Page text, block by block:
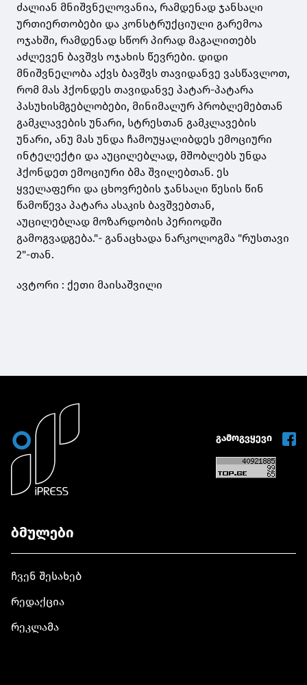
ძალიან მნიშვნელოვანია, რამდენად ჯანსაღი
ურთიერთობები და კონსტრუქციული გარემოა
ოჯახში, რამდენად სწორ პირად მაგალითებს
აძლევენ ბავშვს ოჯახის წევრები. დიდი
მნიშვნელობა აქვს ბავშვს თავიდანვე ვასწავლოთ,
რომ მას ჰქონდეს თავიდანვე პატარ-პატარა
პასუხისმგებლობები, მინიმალურ პრობლემებთან
გამკლავების უნარი, სტრესთან გამკლავების
უნარი, ანუ მას უნდა ჩამოუყალიბდეს ემოციური
ინტელექტი და აუცილებლად, მშობლებს უნდა
ჰქონდეთ ემოციური ბმა შვილებთან. ეს
ყველაფერი და ცხოვრების ჯანსაღი წესის წინ
წამოწევა პატარა ასაკის ბავშვებთან,
აუცილებლად მოზარდობის პერიოდში
გამოგვადგება."- განაცხადა ნარკოლოგმა "რუსთავი
2"-თან.
ავტორი : ქეთი მაისაშვილი
გამოგვყევი
ბმულები
ჩვენ შესახებ
რედაქცია
რეკლამა